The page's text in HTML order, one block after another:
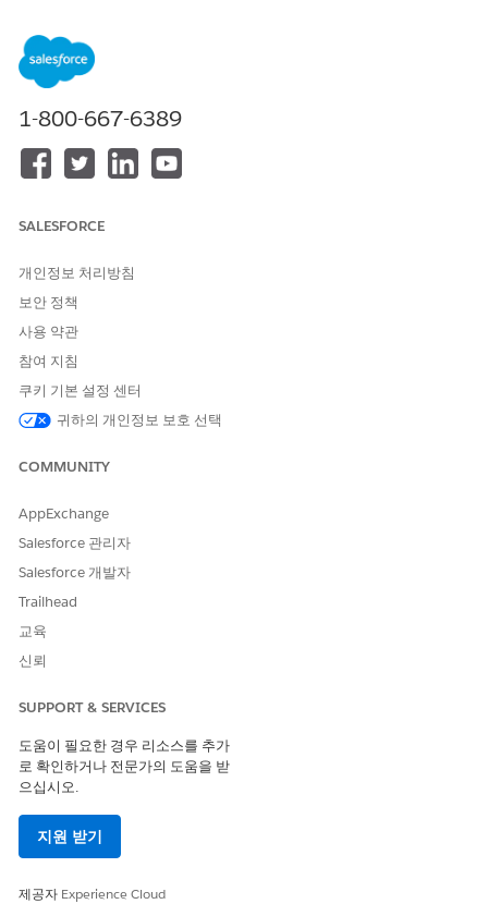
및 지출 요약을 표시합니다. 개인 계정 레코드 페이지에 추가할 수
있는 최상위 FlexCard입니다.
Integration Procedure
하위 FlexCard: FSCDataCloudIncomeExpenseGraph
Procedure
FSCDataCloudIncomeExpenseGraph FlexCard
선택한 시간 범위의 월간 수입 및 지출을 막대 그래프에 표시합니
다.
데이터 소스: 상위 항목과 동일합니다.
상위 FlexCard: FSCDataCloudShowIncomeExpenses
선택한 시간 범위에 대한 수입 및 지출 카드를 표시합니다. 를 클릭
상위 FlexCard: FSCDataCloudShowIncomeExpenses
1-800-667-6389
SALESFORCE
개인정보 처리방침
보안 정책
사용 약관
참여 지침
쿠키 기본 설정 센터
귀하의 개인정보 보호 선택
COMMUNITY
AppExchange
Salesforce 관리자
Salesforce 개발자
Trailhead
교육
신뢰
SUPPORT & SERVICES
도움이 필요한 경우 리소스를 추가
로 확인하거나 전문가의 도움을 받
으십시오.
지원 받기
제공자 Experience Cloud